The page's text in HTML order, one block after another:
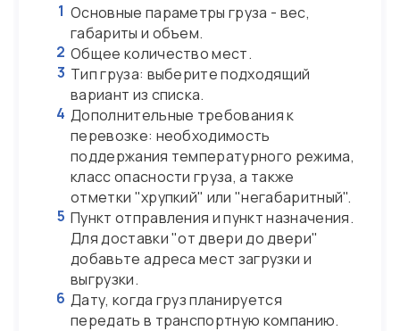
1 Основные параметры груза - вес,
габариты и объем.
2 Общее количество мест.
3 Тип груза: выберите подходящий
вариант из списка.
4 Дополнительные требования к
перевозке: необходимость
поддержания температурного режима,
класс опасности груза, а также
отметки "хрупкий" или "негабаритный".
5 Пункт отправления и пункт назначения.
Для доставки "от двери до двери"
добавьте адреса мест загрузки и
выгрузки.
6 Дату, когда груз планируется
передать в транспортную компанию.